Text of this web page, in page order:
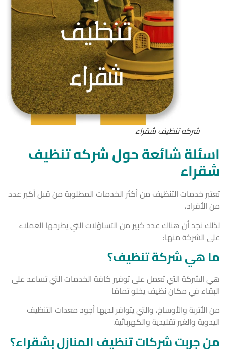
شركه تنظيف شقراء
شائعة حول شركه تنظيف
خدمات التنظيف من أكثر الخدمات المطلوبة من قبل أكبر عدد
نجد أن هناك عدد كبير من التساؤلات التي يطرحها العملاء
الشركة منها:
هي شركة تنظيف؟
التي تعمل على توفير كافة الخدمات التي تساعد على
في مكان نظيف يخلو تمامًا
والأوساخ، والتي يتوافر لديها أجود معدات التنظيف
والغير تقليدية والكهربائية.
جربت شركات تنظيف المنازل بشقراء؟